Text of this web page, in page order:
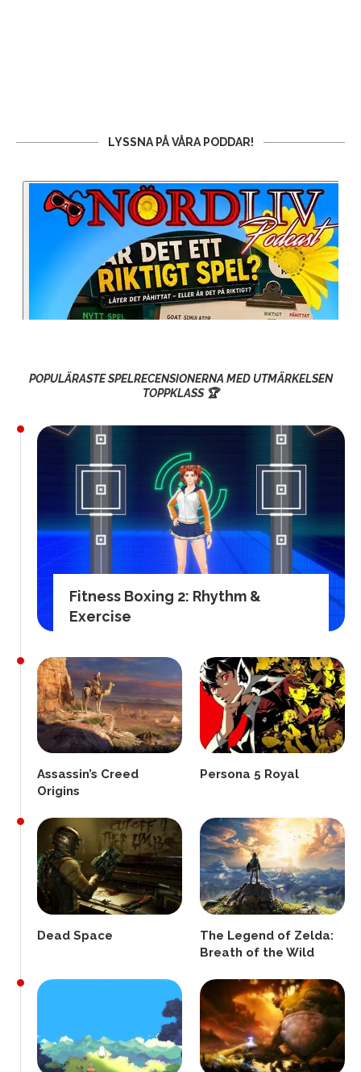
LYSSNA PÅ VÅRA PODDAR!
POPULÄRASTE SPELRECENSIONERNA MED UTMÄRKELSEN
TOPPKLASS 🏆
Fitness Boxing 2: Rhythm &
Exercise
Assassin’s Creed
Origins
Persona 5 Royal
Dead Space
The Legend of Zelda:
Breath of the Wild